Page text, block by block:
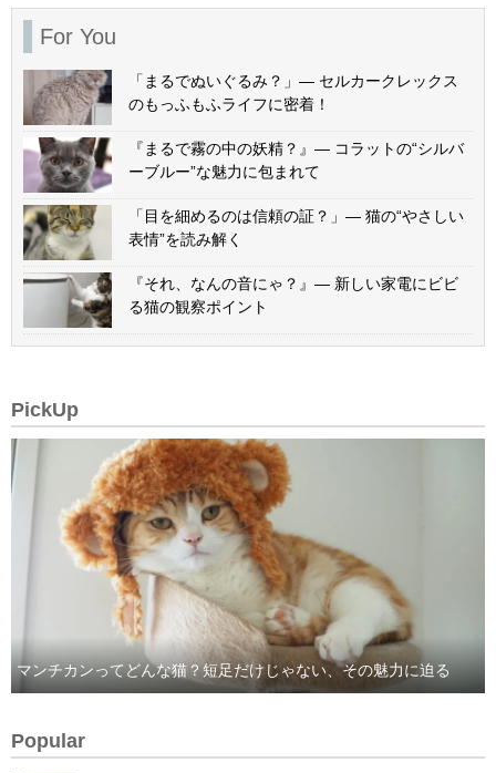
For You
「まるでぬいぐるみ？」— セルカークレックス
のもっふもふライフに密着！
『まるで霧の中の妖精？』— コラットの“シルバ
ーブルー”な魅力に包まれて
「目を細めるのは信頼の証？」— 猫の“やさしい
表情”を読み解く
『それ、なんの音にゃ？』— 新しい家電にビビ
る猫の観察ポイント
PickUp
マンチカンってどんな猫？短足だけじゃない、その魅力に迫る
Popular